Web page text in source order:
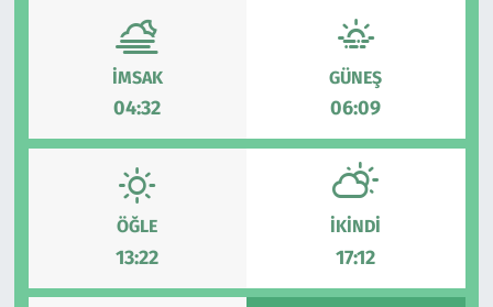
İMSAK
04:32
GÜNEŞ
06:09
ÖĞLE
13:22
İKINDI
17:12
Yazarlar
Malkara
Şarköy